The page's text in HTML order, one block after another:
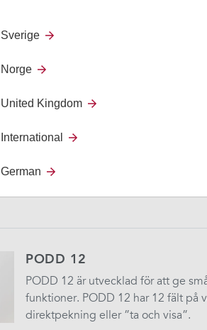
Lightwriter SL50
Lightwriter SL50 är en text-till-tal-
Micro Voice är en röstförstärkare
PODD 12
PODD 12 är utvecklad för att ge
funktioner. PODD 12 har 12 fält på
direktpekning eller ”ta och visa”.
Sverige
Norge
United Kingdom
International
German